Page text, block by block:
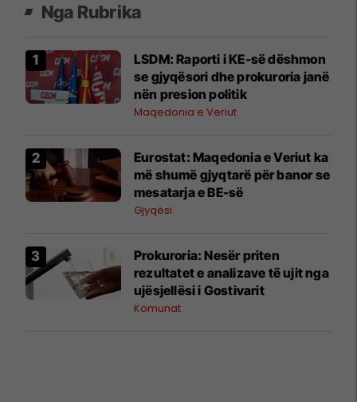
Nga Rubrika
LSDM: Raporti i KE-së dëshmon
se gjyqësori dhe prokuroria janë
nën presion politik
Maqedonia e Veriut
Eurostat: Maqedonia e Veriut ka
më shumë gjyqtarë për banor se
mesatarja e BE-së
Gjyqësi
Prokuroria: Nesër priten
rezultatet e analizave të ujit nga
ujësjellësi i Gostivarit
Komunat